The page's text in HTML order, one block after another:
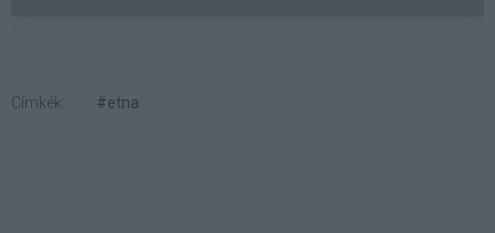
Címkék: #etna